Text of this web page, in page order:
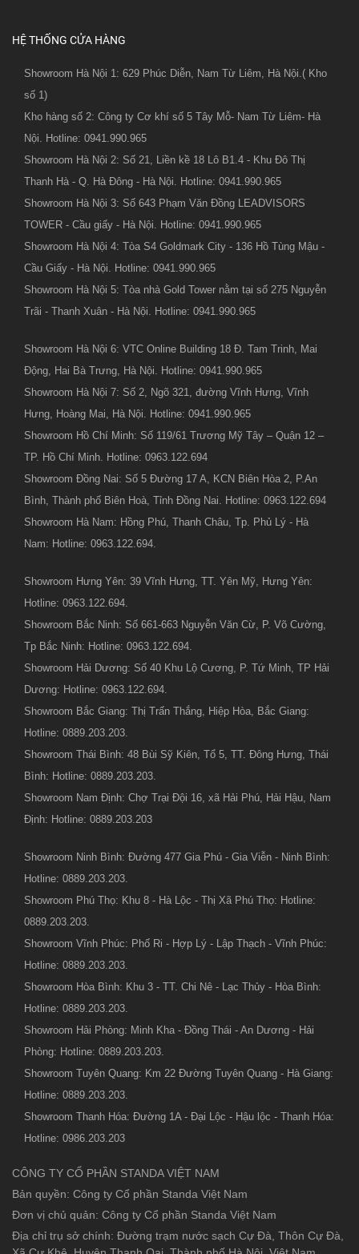
HỆ THỐNG CỬA HÀNG
Showroom Hà Nội 1: 629 Phúc Diễn, Nam Từ Liêm, Hà Nội.( Kho
số 1)
Kho hàng số 2: Công ty Cơ khí số 5 Tây Mỗ- Nam Từ Liêm- Hà
Nội. Hotline: 0941.990.965
Showroom Hà Nội 2: Số 21, Liền kề 18 Lô B1.4 - Khu Đô Thị
Thanh Hà - Q. Hà Đông - Hà Nội. Hotline: 0941.990.965
Showroom Hà Nội 3: Số 643 Phạm Văn Đồng LEADVISORS
TOWER - Cầu giấy - Hà Nội. Hotline: 0941.990.965
Showroom Hà Nội 4: Tòa S4 Goldmark City - 136 Hồ Tùng Mậu -
Cầu Giấy - Hà Nội. Hotline: 0941.990.965
Showroom Hà Nội 5: Tòa nhà Gold Tower nằm tại số 275 Nguyễn
Trãi - Thanh Xuân - Hà Nội. Hotline: 0941.990.965
Showroom Hà Nội 6: VTC Online Building 18 Đ. Tam Trinh, Mai
Động, Hai Bà Trưng, Hà Nội. Hotline: 0941.990.965
Showroom Hà Nội 7: Số 2, Ngõ 321, đường Vĩnh Hưng, Vĩnh
Hưng, Hoàng Mai, Hà Nội. Hotline: 0941.990.965
Showroom Hồ Chí Minh: Số 119/61 Trương Mỹ Tây – Quận 12 –
TP. Hồ Chí Minh. Hotline: 0963.122.694
Showroom Đồng Nai: Số 5 Đường 17 A, KCN Biên Hòa 2, P.An
Bình, Thành phố Biên Hoà, Tỉnh Đồng Nai. Hotline: 0963.122.694
Showroom Hà Nam: Hồng Phú, Thanh Châu, Tp. Phủ Lý - Hà
Nam: Hotline: 0963.122.694.
Showroom Hưng Yên: 39 Vĩnh Hưng, TT. Yên Mỹ, Hưng Yên:
Hotline: 0963.122.694.
Showroom Bắc Ninh: Số 661-663 Nguyễn Văn Cừ, P. Võ Cường,
Tp Bắc Ninh: Hotline: 0963.122.694.
Showroom Hải Dương: Số 40 Khu Lộ Cương, P. Tứ Minh, TP Hải
Dương: Hotline: 0963.122.694.
Showroom Bắc Giang: Thị Trấn Thắng, Hiệp Hòa, Bắc Giang:
Hotline: 0889.203.203.
Showroom Thái Bình: 48 Bùi Sỹ Kiên, Tổ 5, TT. Đông Hưng, Thái
Bình: Hotline: 0889.203.203.
Showroom Nam Định: Chợ Trại Đội 16, xã Hải Phú, Hải Hậu, Nam
Định: Hotline: 0889.203.203
Showroom Ninh Bình: Đường 477 Gia Phú - Gia Viễn - Ninh Bình:
Hotline: 0889.203.203.
Showroom Phú Thọ: Khu 8 - Hà Lộc - Thị Xã Phú Thọ: Hotline:
0889.203.203.
Showroom Vĩnh Phúc: Phố Ri - Hợp Lý - Lập Thạch - Vĩnh Phúc:
Hotline: 0889.203.203.
Showroom Hòa Bình: Khu 3 - TT. Chi Nê - Lạc Thủy - Hòa Bình:
Hotline: 0889.203.203.
Showroom Hải Phòng: Minh Kha - Đồng Thái - An Dương - Hải
Phòng: Hotline: 0889.203.203.
Showroom Tuyên Quang: Km 22 Đường Tuyên Quang - Hà Giang:
Hotline: 0889.203.203.
Showroom Thanh Hóa: Đường 1A - Đại Lộc - Hậu lộc - Thanh Hóa:
Hotline: 0986.203.203
CÔNG TY CỔ PHẦN STANDA VIỆT NAM
Bản quyền: Công ty Cổ phần Standa Việt Nam
Đơn vị chủ quản: Công ty Cổ phần Standa Việt Nam
Địa chỉ trụ sở chính: Đường trạm nước sạch Cự Đà, Thôn Cự Đà,